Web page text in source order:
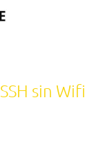
SSH sin Wifi